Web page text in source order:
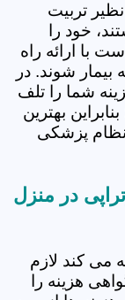
تربیت
خود را
با ارائه راه
شوند. در
شما را تلف
بهترین
پزشکی
در منزل
می کند لازم
هزینه را